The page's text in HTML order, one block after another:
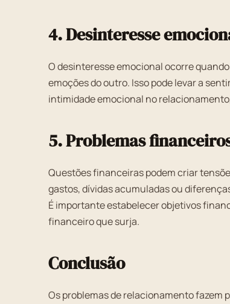
4. Desinteresse
O desinteresse emocional ocorre
emoções do outro. Isso pode levar a
intimidade emocional no
5. Problemas
Questões financeiras podem criar
gastos, dívidas acumuladas ou
É importante estabelecer objetivos
financeiro que surja.
Conclusão
Os problemas de relacionamento fazem